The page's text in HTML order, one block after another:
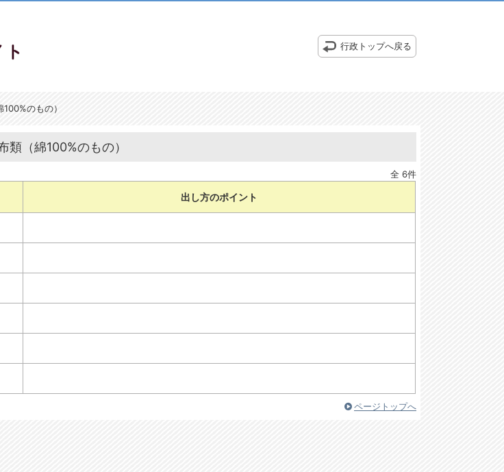
行政トップへ戻る
のもの）
（綿100%のもの）
全 6件
出し方のポイント
ページトップへ